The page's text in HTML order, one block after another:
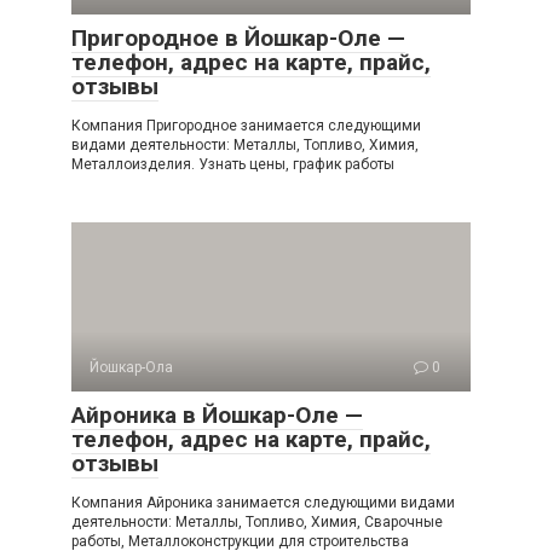
Пригородное в Йошкар-Оле —
телефон, адрес на карте, прайс,
отзывы
Компания Пригородное занимается следующими
видами деятельности: Металлы, Топливо, Химия,
Металлоизделия. Узнать цены, график работы
Йошкар-Ола 0
Айроника в Йошкар-Оле —
телефон, адрес на карте, прайс,
отзывы
Компания Айроника занимается следующими видами
деятельности: Металлы, Топливо, Химия, Сварочные
работы, Металлоконструкции для строительства